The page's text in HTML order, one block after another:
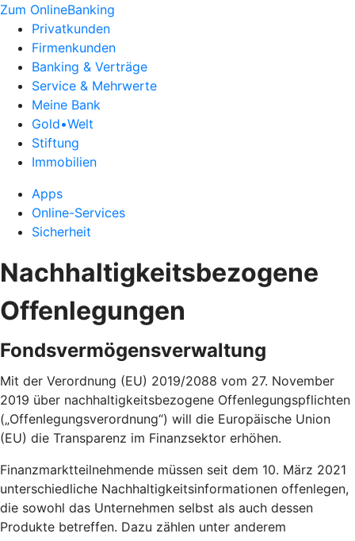
Zum OnlineBanking
Privatkunden
Firmenkunden
Banking & Verträge
Service & Mehrwerte
Meine Bank
Gold•Welt
Stiftung
Immobilien
Apps
Online-Services
Sicherheit
Nachhaltigkeitsbezogene
Offenlegungen
Fondsvermögensverwaltung
Mit der Verordnung (EU) 2019/2088 vom 27. November
2019 über nachhaltigkeitsbezogene Offenlegungspflichten
(„Offenlegungsverordnung“) will die Europäische Union
(EU) die Transparenz im Finanzsektor erhöhen.
Finanzmarktteilnehmende müssen seit dem 10. März 2021
unterschiedliche Nachhaltigkeitsinformationen offenlegen,
die sowohl das Unternehmen selbst als auch dessen
Produkte betreffen. Dazu zählen unter anderem